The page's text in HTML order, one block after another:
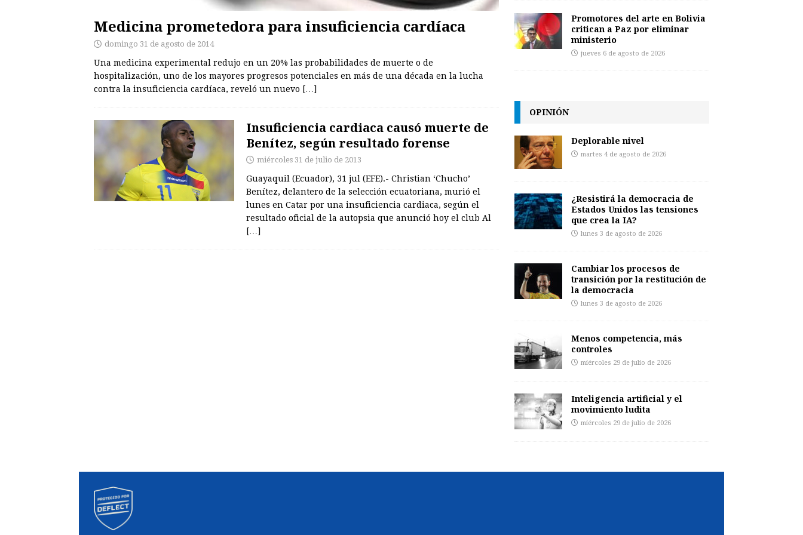
Medicina prometedora para insuficiencia cardíaca
domingo 31 de agosto de 2014
Una medicina experimental redujo en un 20% las probabilidades de muerte o de
hospitalización, uno de los mayores progresos potenciales en más de una década en la lucha
contra la insuficiencia cardíaca, reveló un nuevo […]
Insuficiencia cardiaca causó muerte de
Benítez, según resultado forense
miércoles 31 de julio de 2013
Guayaquil (Ecuador), 31 jul (EFE).- Christian ‘Chucho’
Benítez, delantero de la selección ecuatoriana, murió el
lunes en Catar por una insuficiencia cardiaca, según el
resultado oficial de la autopsia que anunció hoy el club Al
[…]
Promotores del arte en Bolivia
critican a Paz por eliminar
ministerio
jueves 6 de agosto de 2026
OPINIÓN
Deplorable nivel
martes 4 de agosto de 2026
¿Resistirá la democracia de
Estados Unidos las tensiones
que crea la IA?
lunes 3 de agosto de 2026
Cambiar los procesos de
transición por la restitución de
la democracia
lunes 3 de agosto de 2026
Menos competencia, más
controles
miércoles 29 de julio de 2026
Inteligencia artificial y el
movimiento ludita
miércoles 29 de julio de 2026